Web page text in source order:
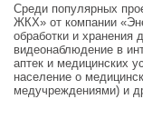
Среди популярных
ЖКХ» от компании
обработки и хранения
видеонаблюдение в
аптек и медицинских
население о
медучреждениями) и